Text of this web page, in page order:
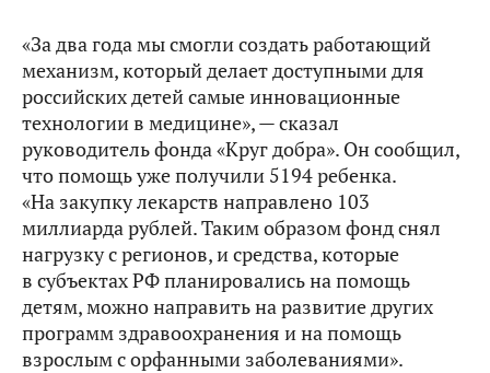
«За два года мы смогли создать работающий
механизм, который делает доступными для
российских детей самые инновационные
технологии в медицине», — сказал
руководитель фонда «Круг добра». Он сообщил,
что помощь уже получили 5194 ребенка.
«На закупку лекарств направлено 103
миллиарда рублей. Таким образом фонд снял
нагрузку с регионов, и средства, которые
в субъектах РФ планировались на помощь
детям, можно направить на развитие других
программ здравоохранения и на помощь
взрослым с орфанными заболеваниями».